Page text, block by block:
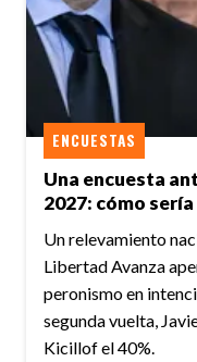
Una encuesta
2027: cómo
ENCUESTAS
Un relevamiento
Libertad Avanza
peronismo en
segunda vuelta,
Kicillof el 40%.